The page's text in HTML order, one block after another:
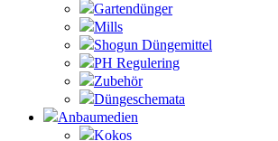
Gartendünger
Mills
Shogun Düngemittel
PH Regulering
Zubehör
Düngeschemata
Anbaumedien
Kokos